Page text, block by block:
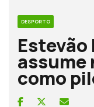
DESPORTO
assume
como